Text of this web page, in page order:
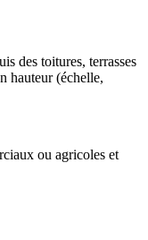
des toitures, terrasses
hauteur (échelle,
ou agricoles et